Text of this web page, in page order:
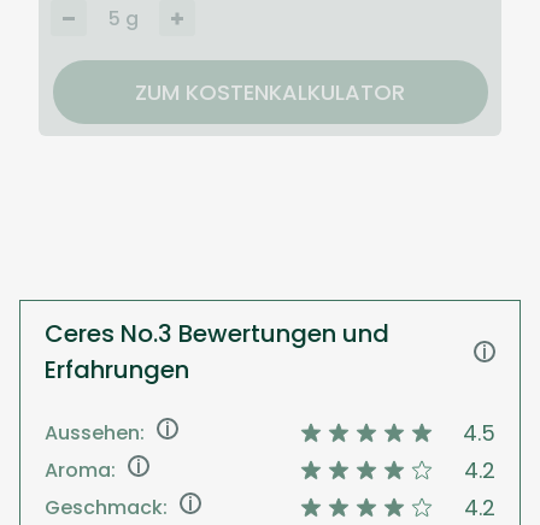
5 g
ZUM KOSTENKALKULATOR
Ceres No.3 Bewertungen und
Erfahrungen
i
Aussehen: i 4.5
Aroma: i 4.2
Geschmack: i 4.2